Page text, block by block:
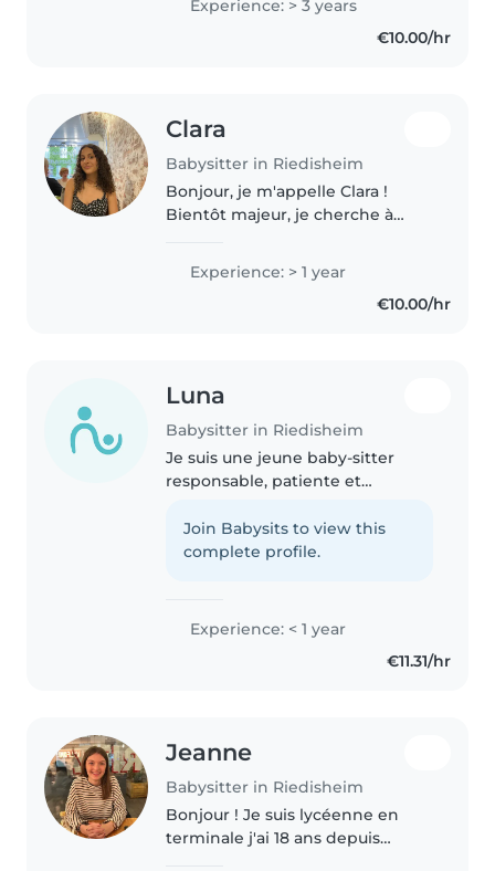
Experience: > 3 years
€10.00/hr
Clara
Babysitter in Riedisheim
Bonjour, je m'appelle Clara !
Bientôt majeur, je cherche à
en gardant vos enfants !
Sérieuse, créative, disponible et
dynamique je me ferais un
Experience: > 1 year
€10.00/hr
Luna
Babysitter in Riedisheim
Je suis une jeune baby-sitter
responsable, patiente et
de vos enfants. Je parle
couramment le français et
Join Babysits to view this
complete profile.
Experience: < 1 year
€11.31/hr
Jeanne
Babysitter in Riedisheim
Bonjour ! Je suis lycéenne en
terminale j'ai 18 ans depuis